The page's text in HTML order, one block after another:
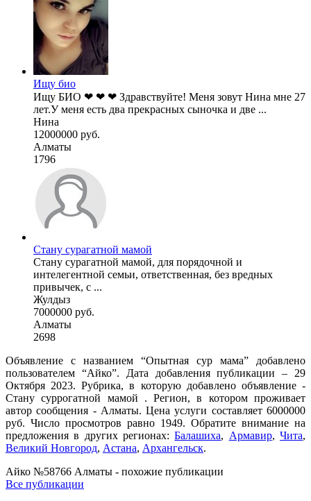
Ищу био
Ищу БИО ❤ ❤ ❤ Здравствуйте! Меня зовут Нина мне 27
лет.У меня есть два прекрасных сыночка и две ...
Нина
12000000 руб.
Алматы
1796
Стану сурагатной мамой
Стану сурагатной мамой, для порядочной и
интелегентной семьи, ответственная, без вредных
привычек, с ...
Жулдыз
7000000 руб.
Алматы
2698
Объявление с названием “Опытная сур мама” добавлено
пользователем “Айко”. Дата добавления публикации – 29
Октября 2023. Рубрика, в которую добавлено объявление -
Cтану суррогатной мамой . Регион, в котором проживает
автор сообщения - Алматы. Цена услуги составляет 6000000
руб. Число просмотров равно 1949. Обратите внимание на
предложения в других регионах:Балашиха, Армавир,Чита,
Великий Новгород, Астана, Архангельск.
Айко №58766 Алматы - похожие публикации
Все публикации